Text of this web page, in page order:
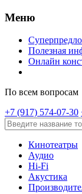
Меню
Полезная
Онлайн
По всем вопросам
+7 (917) 574-07-30
Кинотеатры
Аудио
Hi-Fi
Акустика